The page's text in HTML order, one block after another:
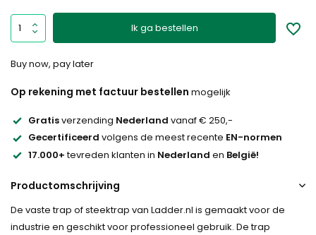
Ik ga bestellen
Buy now, pay later
Op rekening met factuur bestellen mogelijk
Gratisverzending Nederland vanaf € 250,-
Gecertificeerd volgens de meest recente EN-normen
17.000+tevreden klanten in Nederland en België!
Productomschrijving
De vaste trap of steektrap van Ladder.nl is gemaakt voor de
industrie en geschikt voor professioneel gebruik. De trap